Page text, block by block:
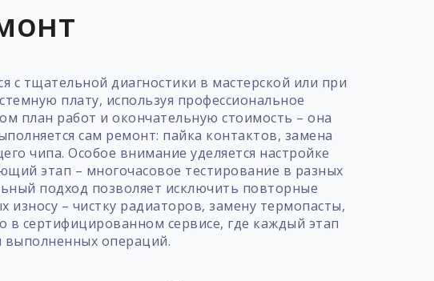
с тщательной диагностики в мастерской или при
плату, используя профессиональное
план работ и окончательную стоимость – она
сам ремонт: пайка контактов, замена
чипа. Особое внимание уделяется настройке
этап – многочасовое тестирование в разных
подход позволяет исключить повторные
– чистку радиаторов, замену термопасты,
сертифицированном сервисе, где каждый этап
выполненных операций.